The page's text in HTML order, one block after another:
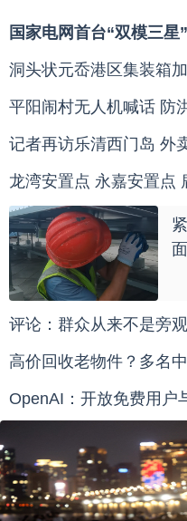
国家电网首台“双模三
洞头状元岙港区集装箱
平阳闹村无人机喊话 防
记者再访乐清西门岛 外
龙湾安置点 永嘉安置点
评论：群众从来不是旁
高价回收老物件？多名
OpenAI：开放免费用户